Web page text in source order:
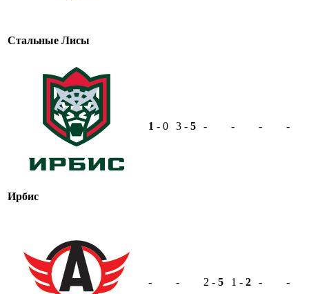
Стальные Лисы
Ирбис
1 - 0 3 - 5 - - - -
- - 2 - 5 1 - 2 - -